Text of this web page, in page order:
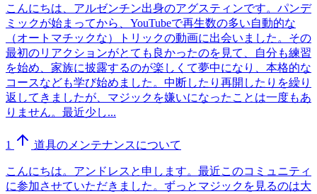
こんにちは、アルゼンチン出身のアグスティンです。パンデ
ミックが始まってから、YouTubeで再生数の多い自動的な
（オートマチックな）トリックの動画に出会いました。その
最初のリアクションがとても良かったのを見て、自分も練習
を始め、家族に披露するのが楽しくて夢中になり、本格的な
コースなども学び始めました。中断したり再開したりを繰り
返してきましたが、マジックを嫌いになったことは一度もあ
りません。最近少し...
1 道具のメンテナンスについて
こんにちは。アンドレスと申します。最近このコミュニティ
に参加させていただきました。ずっとマジックを見るのは大